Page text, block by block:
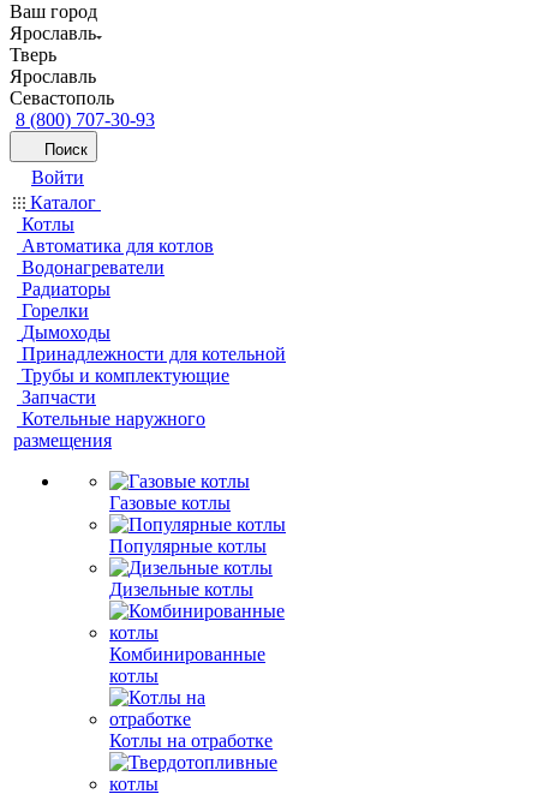
Ваш город
Ярославль
Тверь
Ярославль
Севастополь
8 (800) 707-30-93
Поиск
Войти
Каталог
Котлы
Автоматика для котлов
Водонагреватели
Радиаторы
Горелки
Дымоходы
Принадлежности для котельной
Трубы и комплектующие
Запчасти
Котельные наружного
размещения
Газовые котлы
Популярные котлы
Дизельные котлы
Комбинированные
котлы
Котлы на отработке